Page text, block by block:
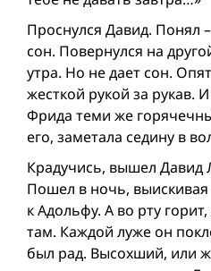
Проснулся Давид. Понял
сон. Повернулся на
утра. Но не дает сон.
жесткой рукой за рукав.
Фрида теми же
его, заметала седину в
Крадучись, вышел Давид
Пошел в ночь,
к Адольфу. А во рту
там. Каждой луже он
был рад. Высохший, или